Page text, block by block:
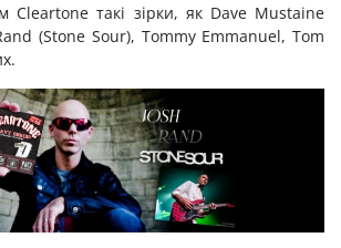
Cleartone такі зірки, як Dave Mustaine
(Stone Sour), Tommy Emmanuel, Tom